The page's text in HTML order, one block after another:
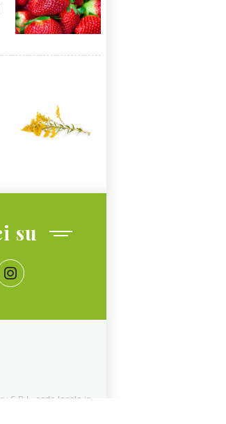
su
S.R.L. sede legale in